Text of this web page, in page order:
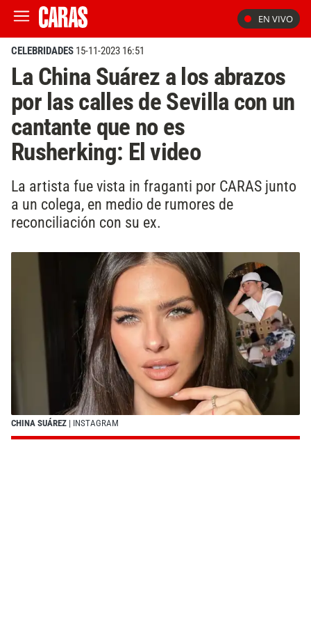
EN VIVO
CELEBRIDADES 15-11-2023 16:51
La China Suárez a los abrazos
por las calles de Sevilla con un
cantante que no es
Rusherking: El video
La artista fue vista in fraganti por CARAS junto
a un colega, en medio de rumores de
reconciliación con su ex.
CHINA SUÁREZ | INSTAGRAM